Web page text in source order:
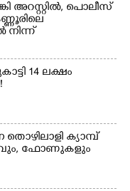
അറസ്റ്റിൽ, പൊലീസ്
നിന്ന്
14 ലക്ഷം
ക്യാമ്പ്
ഫോണുകളും